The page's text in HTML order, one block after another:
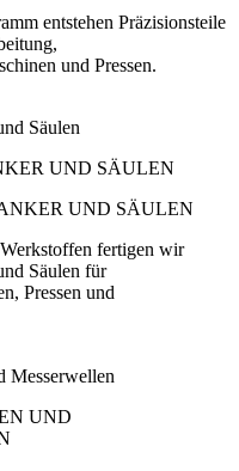
entstehen Präzisionsteile
und Pressen.
Säulen
UND SÄULEN
fertigen wir
Säulen für
Pressen und
Messerwellen
UND